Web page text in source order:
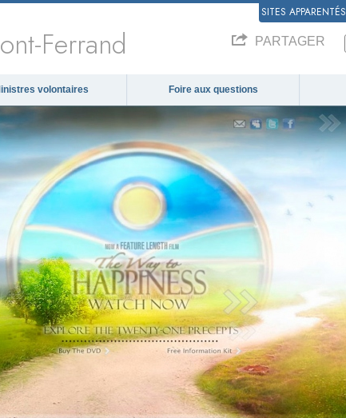
SITES APPARENTÉS
Ferrand PARTAGER
volontaires Foire aux questions